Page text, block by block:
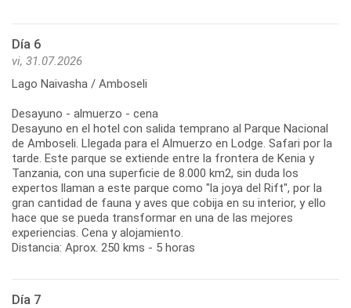
Día 6
vi, 31.07.2026
Lago Naivasha / Amboseli
Desayuno - almuerzo - cena
Desayuno en el hotel con salida temprano al Parque Nacional
de Amboseli. Llegada para el Almuerzo en Lodge. Safari por la
tarde. Este parque se extiende entre la frontera de Kenia y
Tanzania, con una superficie de 8.000 km2, sin duda los
expertos llaman a este parque como "la joya del Rift", por la
gran cantidad de fauna y aves que cobija en su interior, y ello
hace que se pueda transformar en una de las mejores
experiencias. Cena y alojamiento.
Distancia: Aprox. 250 kms - 5 horas
Día 7